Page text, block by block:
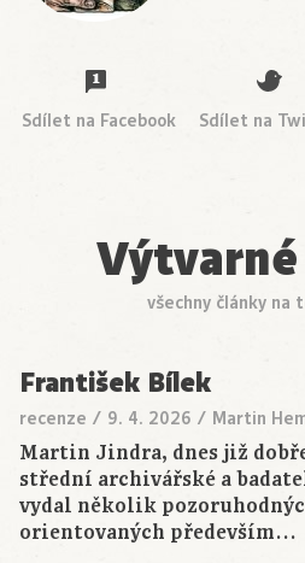
Sdílet na Facebook Sdílet na
všechny články na
František Bílek
recenze / 9. 4. 2026 / Martin
Martin Jindra, dnes již
střední archivářské a
vydal několik
orientovaných především…